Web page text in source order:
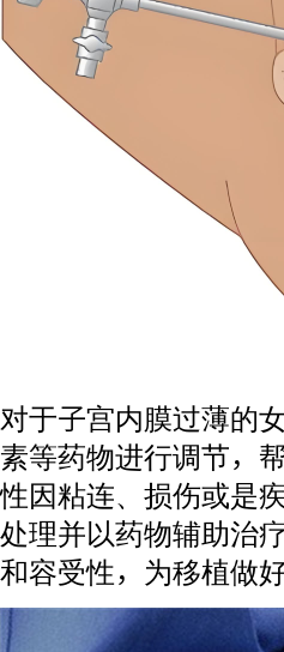
对于子宫内膜过薄的
素等药物进行调节，
性因粘连、损伤或是
处理并以药物辅助治
和容受性，为移植做好